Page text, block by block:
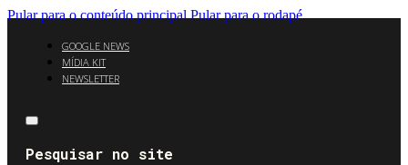
Pular para o conteúdo principal Pular para o rodapé
GOOGLE NEWS
MÍDIA KIT
NEWSLETTER
Pesquisar no site